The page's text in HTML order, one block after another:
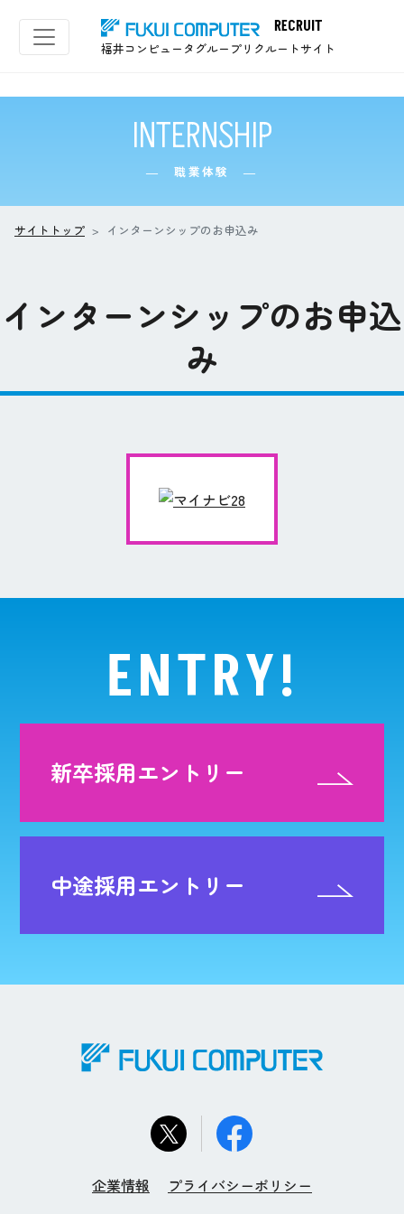
RECRUIT
福井コンピュータグループリクルートサイト
INTERNSHIP
― 職業体験 ―
サイトトップ インターンシップのお申込み
インターンシップのお申込
み
ENTRY!
新卒採用エントリー
中途採用エントリー
企業情報 プライバシーポリシー